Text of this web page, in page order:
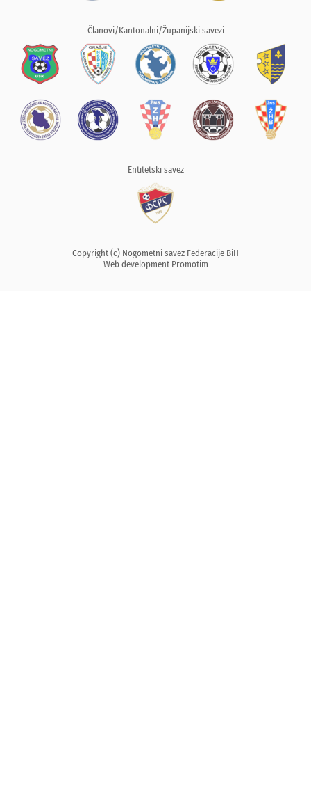
Članovi/Kantonalni/Županijski savezi
Entitetski savez
Copyright (c) Nogometni savez Federacije BiH
Web development Promotim